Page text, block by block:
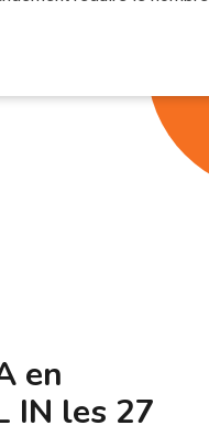
en
IN les 27